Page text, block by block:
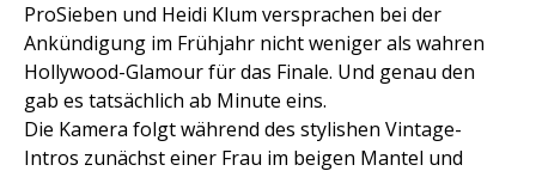
ProSieben und Heidi Klum versprachen bei der
Ankündigung im Frühjahr nicht weniger als wahren
Hollywood-Glamour für das Finale. Und genau den
gab es tatsächlich ab Minute eins.
Die Kamera folgt während des stylishen Vintage-
Intros zunächst einer Frau im beigen Mantel und